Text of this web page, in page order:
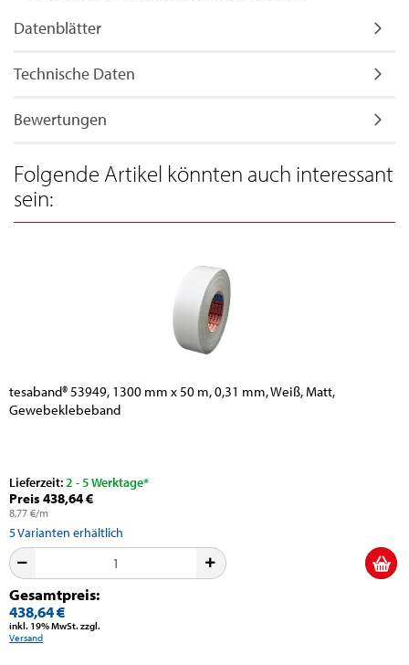
Datenblätter
Technische Daten
Bewertungen
Folgende Artikel könnten auch interessant
sein:
tesaband® 53949, 1300 mm x 50 m, 0,31 mm, Weiß, Matt,
Gewebeklebeband
Lieferzeit:2 - 5 Werktage*
Preis 438,64 €
8,77 €/m
5Varianten erhältlich
Gesamtpreis:
438,64 €
inkl. 19% MwSt. zzgl.
Versand